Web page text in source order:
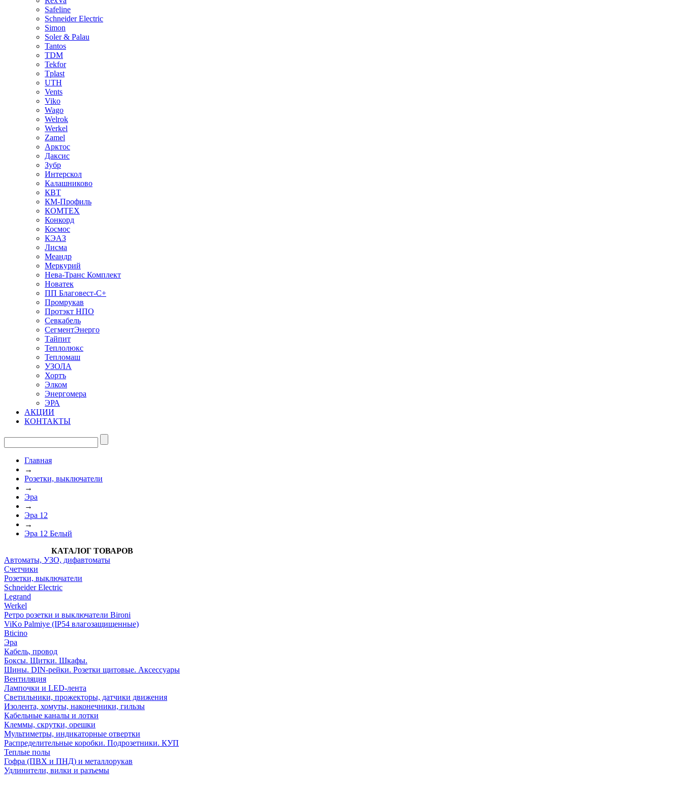
Safeline
Schneider Electric
Simon
Soler & Palau
Tantos
TDM
Tekfor
Tplast
UTH
Vents
Viko
Wago
Welrok
Werkel
Zamel
Арктос
Даксис
Зубр
Интерскол
Калашниково
КВТ
КМ-Профиль
КОМТЕХ
Конкорд
Космос
КЭАЗ
Лисма
Меандр
Меркурий
Нева-Транс Комплект
Новатек
ПП Благовест-С+
Промрукав
Протэкт НПО
Севкабель
СегментЭнерго
Тайпит
Теплолюкс
Тепломаш
УЗОЛА
Хортъ
Элком
Энергомера
ЭРА
АКЦИИ
КОНТАКТЫ
Главная
→
Розетки, выключатели
→
Эра
→
Эра 12
→
Эра 12 Белый
КАТАЛОГ ТОВАРОВ
Автоматы, УЗО, дифавтоматы
Счетчики
Розетки, выключатели
Schneider Electric
Legrand
Werkel
Ретро розетки и выключатели Bironi
ViKo Palmiye (IP54 влагозащищенные)
Bticino
Эра
Кабель, провод
Боксы. Щитки. Шкафы.
Шины. DIN-рейки. Розетки щитовые. Аксессуары
Вентиляция
Лампочки и LED-лента
Светильники, прожекторы, датчики движения
Изолента, хомуты, наконечники, гильзы
Кабельные каналы и лотки
Клеммы, скрутки, орешки
Мультиметры, индикаторные отвертки
Распределительные коробки. Подрозетники. КУП
Теплые полы
Гофра (ПВХ и ПНД) и металлорукав
Удлинители, вилки и разъемы